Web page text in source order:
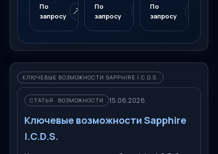
По
запросу
По
запросу
По
запросу
КЛЮЧЕВЫЕ ВОЗМОЖНОСТИ SAPPHIRE I.C.D.S.
СТАТЬЯ · ВОЗМОЖНОСТИ 15.06.2026
Ключевые возможности Sapphire
I.C.D.S.